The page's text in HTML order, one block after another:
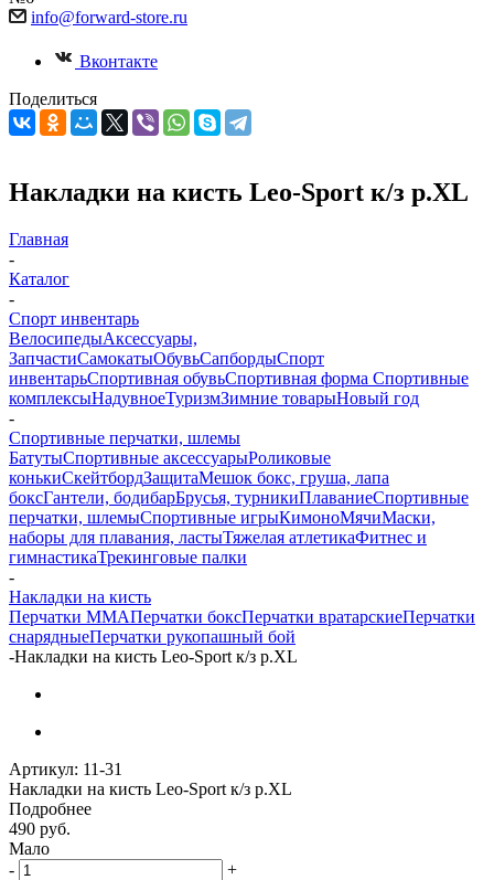
info@forward-store.ru
Вконтакте
Поделиться
Накладки на кисть Leo-Sport к/з р.XL
Главная
-
Каталог
-
Спорт инвентарь
ВелосипедыАксессуары,
ЗапчастиСамокатыОбувьСапбордыСпорт
инвентарьСпортивная обувьСпортивная форма Спортивные
комплексыНадувноеТуризмЗимние товарыНовый год
-
Спортивные перчатки, шлемы
БатутыСпортивные аксессуарыРоликовые
конькиСкейтбордЗащитаМешок бокс, груша, лапа
боксГантели, бодибарБрусья, турникиПлаваниеСпортивные
перчатки, шлемыСпортивные игрыКимоноМячиМаски,
наборы для плавания, ластыТяжелая атлетикаФитнес и
гимнастикаТрекинговые палки
-
Накладки на кисть
Перчатки MMAПерчатки боксПерчатки вратарскиеПерчатки
снарядныеПерчатки рукопашный бой
-Накладки на кисть Leo-Sport к/з р.XL
Артикул: 11-31
Накладки на кисть Leo-Sport к/з р.XL
Подробнее
490 руб.
Мало
-
+